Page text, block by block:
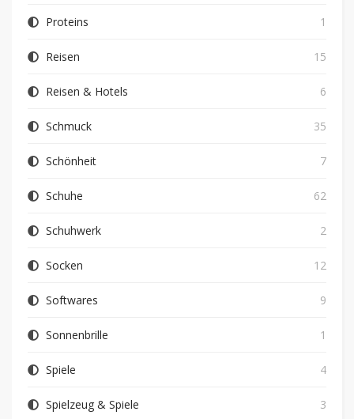
Proteins 1
Reisen 15
Reisen & Hotels 6
Schmuck 35
Schönheit 7
Schuhe 62
Schuhwerk 2
Socken 12
Softwares 9
Sonnenbrille 1
Spiele 4
Spielzeug & Spiele 3